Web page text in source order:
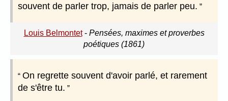
souvent de parler trop, jamais de parler peu.
Louis Belmontet- Pensées, maximes et proverbes
poétiques (1861)
On regrette souvent d'avoir parlé, et rarement
de s'être tu.